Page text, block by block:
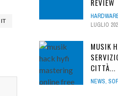
REVIEW
LUGLIO
MUSIK
CITTÀ...
NEWS,